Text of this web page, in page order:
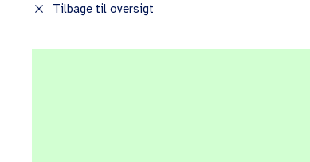
close Tilbage til oversigt